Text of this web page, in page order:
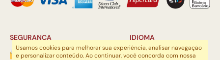
SEGURANÇA IDIOMA
Usamos cookies para melhorar sua experiência, analisar navegação
e personalizar conteúdo. Ao continuar, você concorda com nossa